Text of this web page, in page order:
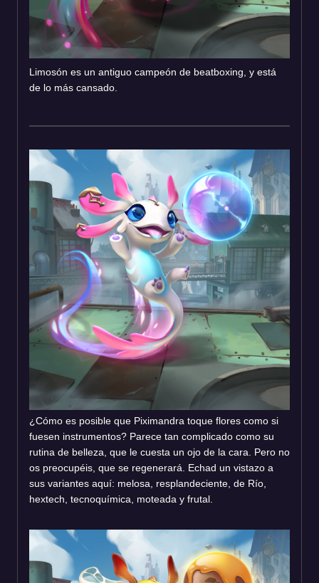
Limosón es un antiguo campeón de beatboxing, y está
de lo más cansado.
¿Cómo es posible que Piximandra toque flores como si
fuesen instrumentos? Parece tan complicado como su
rutina de belleza, que le cuesta un ojo de la cara. Pero no
os preocupéis, que se regenerará. Echad un vistazo a
sus variantes aquí: melosa, resplandeciente, de Río,
hextech, tecnoquímica, moteada y frutal.